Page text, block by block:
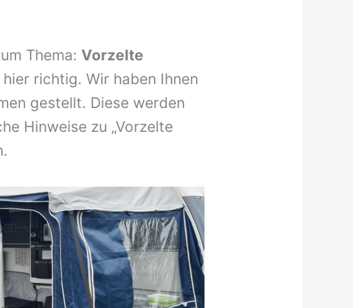
Thema:Vorzelte
richtig. Wir haben Ihnen
gestellt. Diese werden
Hinweise zu „Vorzelte